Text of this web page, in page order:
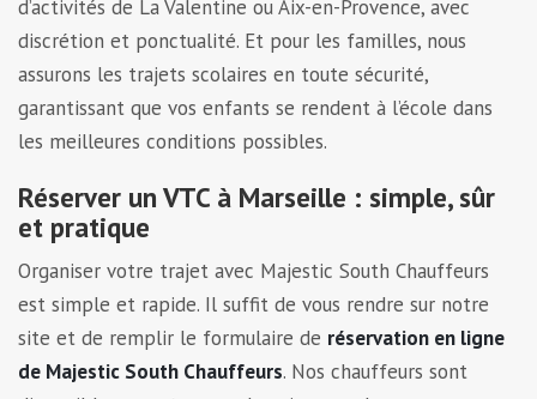
d’activités de La Valentine ou Aix-en-Provence, avec
discrétion et ponctualité. Et pour les familles, nous
assurons les trajets scolaires en toute sécurité,
garantissant que vos enfants se rendent à l’école dans
les meilleures conditions possibles.
Réserver un VTC à Marseille : simple, sûr
et pratique
Organiser votre trajet avec Majestic South Chauffeurs
est simple et rapide. Il suffit de vous rendre sur notre
site et de remplir le formulaire de réservation en ligne
de Majestic South Chauffeurs. Nos chauffeurs sont